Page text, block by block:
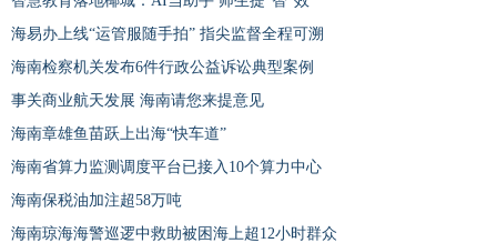
海易办上线“运管服随手拍” 指尖监督全程可溯
海南检察机关发布6件行政公益诉讼典型案例
事关商业航天发展 海南请您来提意见
海南章雄鱼苗跃上出海“快车道”
海南省算力监测调度平台已接入10个算力中心
海南保税油加注超58万吨
海南琼海海警巡逻中救助被困海上超12小时群众